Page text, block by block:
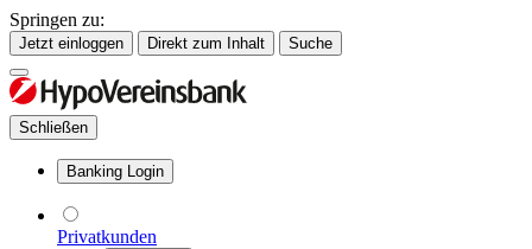
Springen zu:
Jetzt einloggen Direkt zum Inhalt Suche
Schließen
Banking Login
Privatkunden